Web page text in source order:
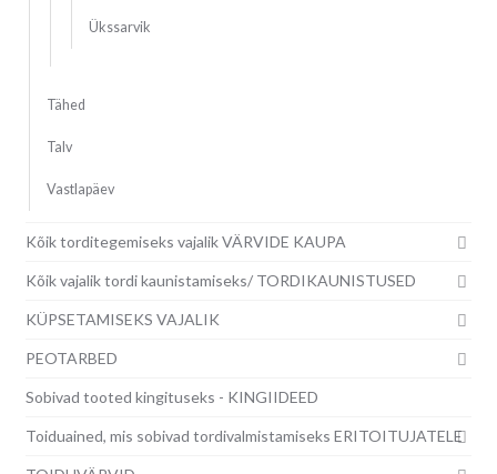
Ükssarvik
Tähed
Talv
Vastlapäev
Kõik torditegemiseks vajalik VÄRVIDE KAUPA
Kõik vajalik tordi kaunistamiseks/ TORDIKAUNISTUSED
KÜPSETAMISEKS VAJALIK
PEOTARBED
Sobivad tooted kingituseks - KINGIIDEED
Toiduained, mis sobivad tordivalmistamiseks ERITOITUJATELE